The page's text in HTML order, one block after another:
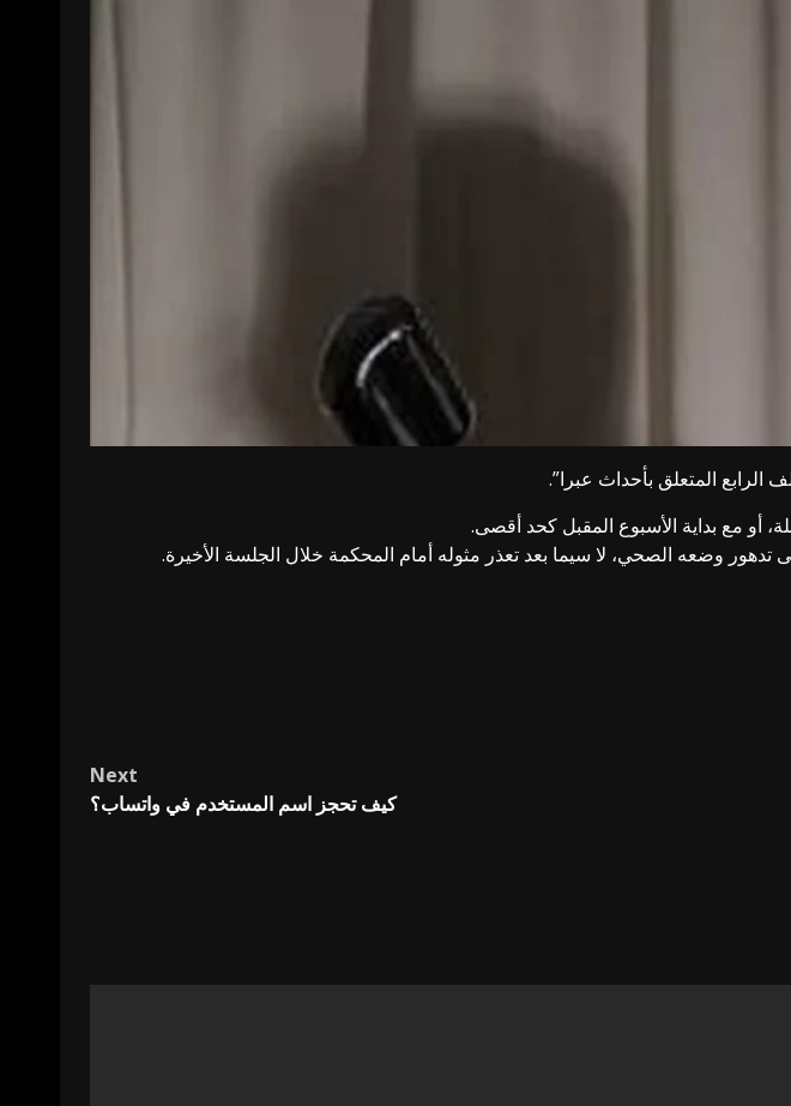
الرابع المتعلق بأحداث عبرا”.
أو مع بداية الأسبوع المقبل كحد أقصى.
وضعه الصحي، لا سيما بعد تعذر مثوله أمام المحكمة خلال الجلسة الأخيرة.
Next
كيف تحجز اسم المستخدم في واتساب؟